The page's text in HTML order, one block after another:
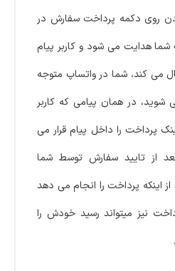
روی دکمه پرداخت سفارش در
هدایت می شود و کاربر پیام
می کند، شما در واتساپ متوجه
شوید، در همان پیامی که کاربر
پرداخت را داخل پیام قرار می
از تایید سفارش توسط شما
اینکه پرداخت را انجام می دهد
نیز میتواند رسید خودش را